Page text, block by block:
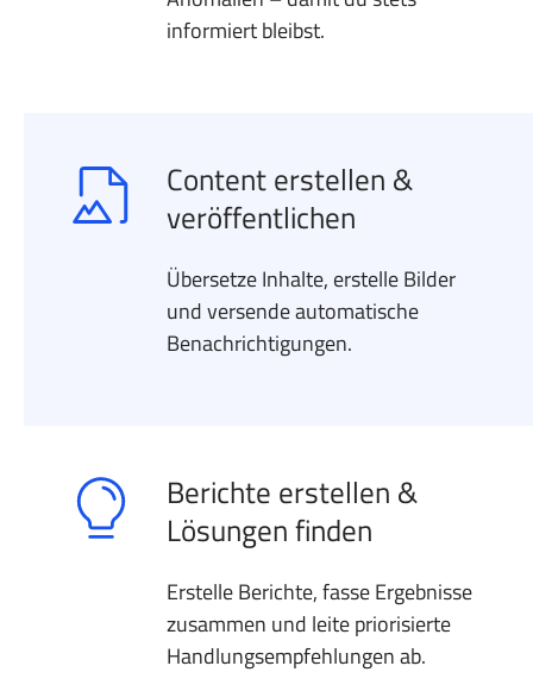
informiert bleibst.
Content erstellen &
veröffentlichen
Übersetze Inhalte, erstelle Bilder
und versende automatische
Benachrichti­gungen.
Berichte erstellen &
Lösungen finden
Erstelle Berichte, fasse Ergebnisse
zusammen und leite priorisierte
Handlungsempfehlungen ab.